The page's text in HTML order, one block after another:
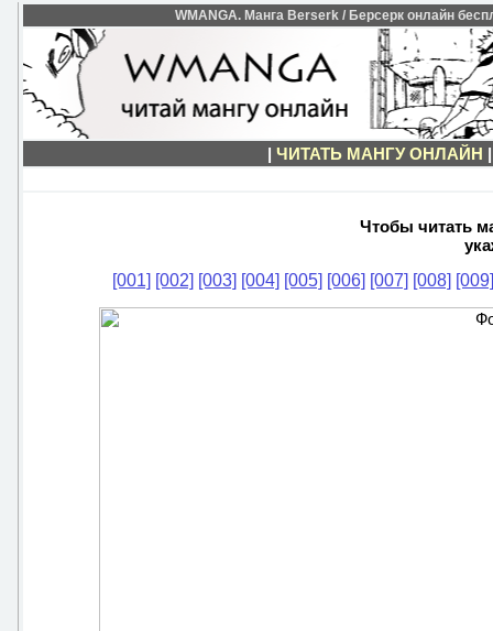
WMANGA. Манга Berserk / Берсерк онлайн
| ЧИТАТЬ МАНГУ ОНЛАЙН
Чтобы читать
[001] [002] [003] [004] [005] [006] [007] [008] [009]